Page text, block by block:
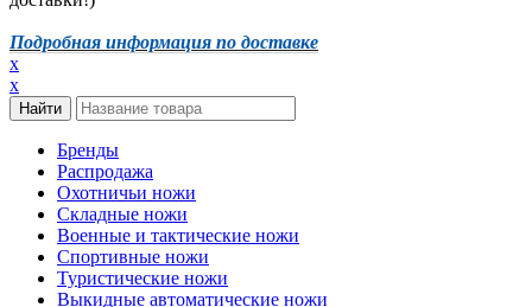
Подробная информация по доставке
x
x
Бренды
Распродажа
Охотничьи ножи
Складные ножи
Военные и тактические ножи
Спортивные ножи
Туристические ножи
Выкидные автоматические ножи